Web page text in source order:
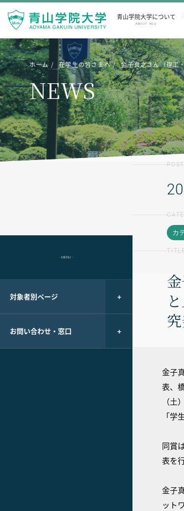
青山学院大学について
ABOUT AGU
ホーム 在学生の皆さまへ 金子真之さん（理工
NEWS
- MENU -
対象者別ページ
お問い合わせ・窓口
カ
金子
表、
（
「学
同賞
表を
金子
ット